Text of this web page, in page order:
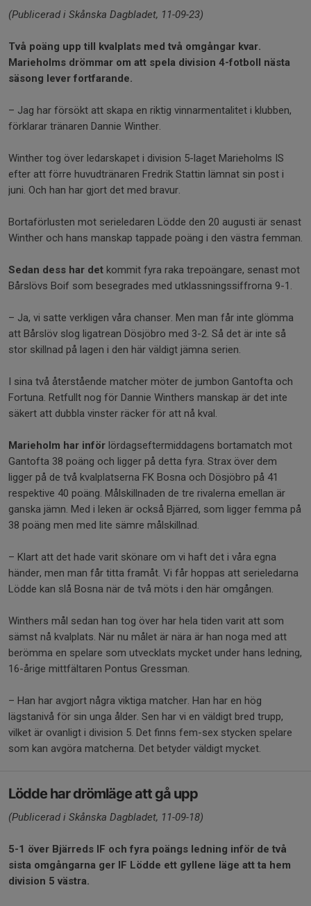
(Publicerad i Skånska Dagbladet, 11-09-23)
Två poäng upp till kvalplats med två omgångar kvar.
Marieholms drömmar om att spela division 4-fotboll nästa
säsong lever fortfarande.
– Jag har försökt att skapa en riktig vinnarmentalitet i klubben,
förklarar tränaren Dannie Winther.
Winther tog över ledarskapet i division 5-laget Marieholms IS
efter att förre huvudtränaren Fredrik Stattin lämnat sin post i
juni. Och han har gjort det med bravur.
Bortaförlusten mot serieledaren Lödde den 20 augusti är senast
Winther och hans manskap tappade poäng i den västra femman.
Sedan dess har det kommit fyra raka trepoängare, senast mot
Bårslövs Boif som besegrades med utklassningssiffrorna 9-1.
– Ja, vi satte verkligen våra chanser. Men man får inte glömma
att Bårslöv slog ligatrean Dösjöbro med 3-2. Så det är inte så
stor skillnad på lagen i den här väldigt jämna serien.
I sina två återstående matcher möter de jumbon Gantofta och
Fortuna. Retfullt nog för Dannie Winthers manskap är det inte
säkert att dubbla vinster räcker för att nå kval.
Marieholm har inför lördagseftermiddagens bortamatch mot
Gantofta 38 poäng och ligger på detta fyra. Strax över dem
ligger på de två kvalplatserna FK Bosna och Dösjöbro på 41
respektive 40 poäng. Målskillnaden de tre rivalerna emellan är
ganska jämn. Med i leken är också Bjärred, som ligger femma på
38 poäng men med lite sämre målskillnad.
– Klart att det hade varit skönare om vi haft det i våra egna
händer, men man får titta framåt. Vi får hoppas att serieledarna
Lödde kan slå Bosna när de två möts i den här omgången.
Winthers mål sedan han tog över har hela tiden varit att som
sämst nå kvalplats. När nu målet är nära är han noga med att
berömma en spelare som utvecklats mycket under hans ledning,
16-årige mittfältaren Pontus Gressman.
– Han har avgjort några viktiga matcher. Han har en hög
lägstanivå för sin unga ålder. Sen har vi en väldigt bred trupp,
vilket är ovanligt i division 5. Det finns fem-sex stycken spelare
som kan avgöra matcherna. Det betyder väldigt mycket.
Lödde har drömläge att gå upp
(Publicerad i Skånska Dagbladet, 11-09-18)
5-1 över Bjärreds IF och fyra poängs ledning inför de två
sista omgångarna ger IF Lödde ett gyllene läge att ta hem
division 5 västra.